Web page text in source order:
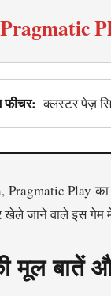
Pragmatic
फीचर: क्लस्टर पेज़
Pragmatic Play
खेले जाने वाले इस गेम में
मूल बातें